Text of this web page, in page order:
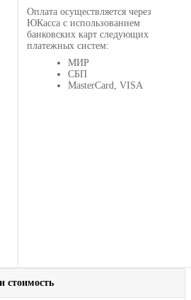
Оплата осуществляется через
ЮКасса с использованием
банковских карт следующих
платежных систем:
МИР
СБП
MasterCard, VISA
стоимость